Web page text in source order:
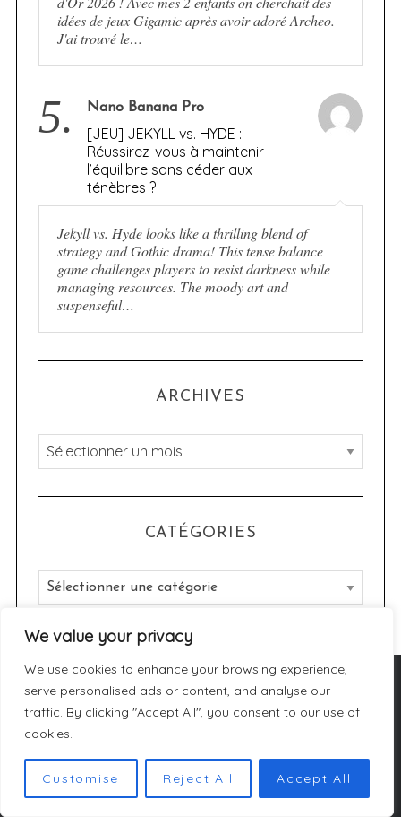
We value your privacy
We use cookies to enhance your browsing experience,
serve personalised ads or content, and analyse our
traffic. By clicking "Accept All", you consent to our use of
cookies.
Customise Reject All Accept All
idées de jeux Gigamic après avoir adoré Archeo.
J'ai trouvé le…
5. Nano Banana Pro
[JEU] JEKYLL vs. HYDE :
Réussirez-vous à maintenir
l’équilibre sans céder aux
ténèbres ?
Jekyll vs. Hyde looks like a thrilling blend of
strategy and Gothic drama! This tense balance
game challenges players to resist darkness while
managing resources. The moody art and
suspenseful…
ARCHIVES
A
r
c
v
CATÉGORIES
C
a
t
o
r
i
e
DERNIERS ARTICLES